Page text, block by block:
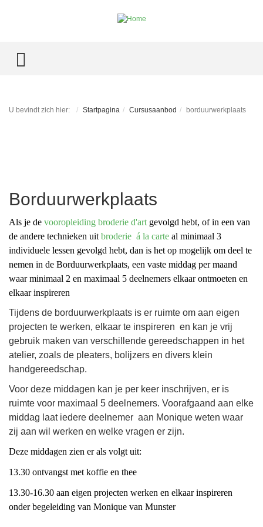
TOGGLE MENU
U bevindt zich hier: Startpagina Cursusaanbod borduurwerkplaats
Borduurwerkplaats
Als je de vooropleiding broderie d'art gevolgd hebt, of in een van
de andere technieken uit broderie á la carte al minimaal 3
individuele lessen gevolgd hebt, dan is het op mogelijk om deel te
nemen in de Borduurwerkplaats, een vaste middag per maand
waar minimaal 2 en maximaal 5 deelnemers elkaar ontmoeten en
elkaar inspireren
Tijdens de borduurwerkplaats is er ruimte om aan eigen
projecten te werken, elkaar te inspireren en kan je vrij
gebruik maken van verschillende gereedschappen in het
atelier, zoals de pleaters, bolijzers en divers klein
handgereedschap.
Voor deze middagen kan je per keer inschrijven, er is
ruimte voor maximaal 5 deelnemers. Voorafgaand aan elke
middag laat iedere deelnemer aan Monique weten waar
zij aan wil werken en welke vragen er zijn.
Deze middagen zien er als volgt uit:
13.30 ontvangst met koffie en thee
13.30-16.30 aan eigen projecten werken en elkaar inspireren
onder begeleiding van Monique van Munster